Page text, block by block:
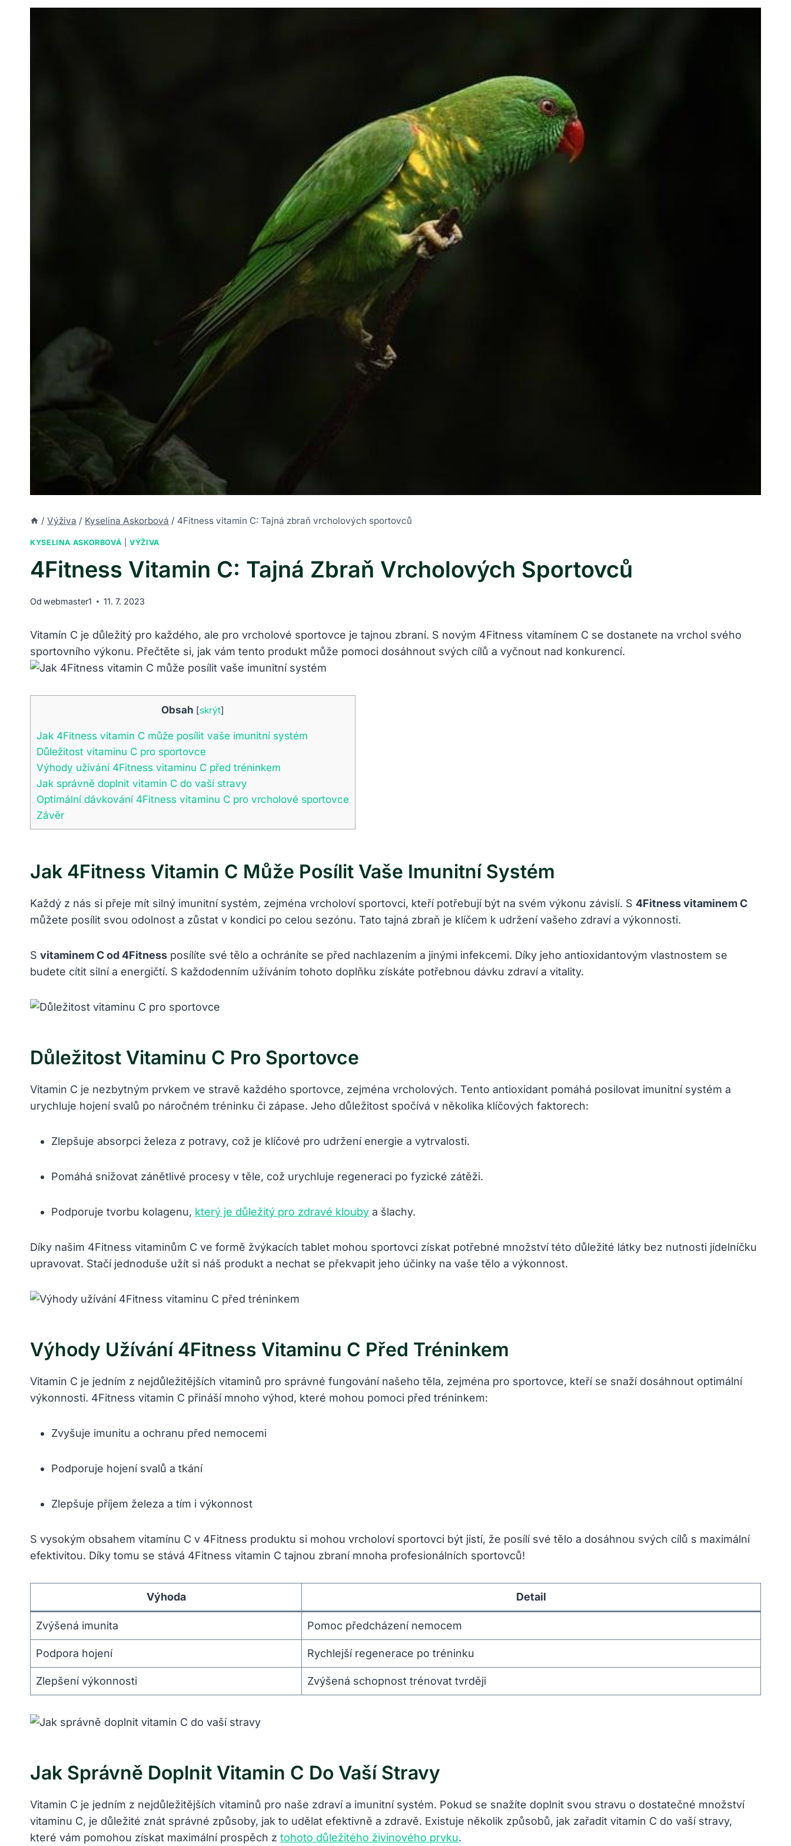
/ Výživa / Kyselina Askorbová / 4Fitness vitamin C: Tajná zbraň vrcholových sportovců
KYSELINA ASKORBOVÁ |VÝŽIVA
4Fitness Vitamin C: Tajná Zbraň Vrcholových Sportovců
Od webmaster1 11. 7. 2023
Vitamín ​C je důležitý pro‌ každého, ale ​pro vrcholové sportovce je tajnou zbraní. S novým 4Fitness vitamínem C ‌se dostanete na vrchol svého
sportovního ‍výkonu. ⁢Přečtěte si, jak vám tento produkt může pomoci ⁤dosáhnout svých cílů a vyčnout nad ⁢konkurencí.
Obsah [skrýt]
Jak 4Fitness vitamin C ​může posílit vaše imunitní systém
Důležitost vitaminu C pro sportovce
Výhody‍ užívání 4Fitness vitaminu C před tréninkem
Jak správně⁢ doplnit vitamin‍ C do vaší stravy
Optimální⁢ dávkování 4Fitness vitaminu C pro vrcholové sportovce
Závěr
Jak 4Fitness Vitamin C ​může Posílit Vaše Imunitní Systém
Každý z nás ​si přeje mít silný imunitní⁣ systém, zejména vrcholoví sportovci, kteří potřebují být na svém‌ výkonu⁣ závislí. S 4Fitness vitaminem‌ C
můžete posílit⁣ svou ⁣odolnost a zůstat ‍v kondici po celou sezónu. Tato tajná zbraň je klíčem k udržení vašeho zdraví a výkonnosti.
S‍ vitaminem C od‍ 4Fitness posílíte své tělo a ochráníte‍ se před nachlazením a jinými infekcemi. Díky jeho antioxidantovým vlastnostem se
budete cítit silní a energičtí. ‍S každodenním užíváním⁣ tohoto doplňku získáte potřebnou dávku zdraví a vitality.
Důležitost Vitaminu C Pro Sportovce
Vitamin ‌C je nezbytným prvkem ve ‍stravě každého sportovce, zejména‍ vrcholových. Tento antioxidant ⁢pomáhá posilovat imunitní systém a
urychluje⁤ hojení svalů po náročném tréninku či zápase. Jeho důležitost spočívá v několika klíčových ⁣faktorech:
Zlepšuje absorpci ​železa z potravy, což je⁢ klíčové pro udržení energie a vytrvalosti.
Pomáhá snižovat zánětlivé procesy v těle, což urychluje regeneraci po fyzické zátěži.
Podporuje tvorbu kolagenu, který je důležitý pro zdravé klouby ⁣ a šlachy.
Díky našim ​4Fitness vitaminům C ve formě žvýkacích tablet​ mohou⁢ sportovci získat potřebné množství této důležité látky bez nutnosti jídelníčku
upravovat.‍ Stačí jednoduše užít si náš ⁣produkt a nechat⁤ se⁣ překvapit jeho účinky na vaše tělo a výkonnost.
Výhody‍ Užívání 4Fitness Vitaminu C Před Tréninkem
Vitamin C je jedním z nejdůležitějších​ vitaminů pro správné fungování našeho těla, zejména pro sportovce, kteří ‍se snaží dosáhnout ‍optimální
výkonnosti.​ 4Fitness vitamin⁤ C‍ přináší mnoho výhod, ⁣které mohou pomoci před tréninkem:
Zvyšuje imunitu a ​ochranu před nemocemi
Podporuje hojení svalů a tkání
Zlepšuje příjem železa a tím ⁢i výkonnost
S ​vysokým obsahem‍ vitamínu C v 4Fitness produktu si ​mohou vrcholoví sportovci být ‍jistí, že posílí své tělo a dosáhnou⁤ svých cílů s maximální
efektivitou.‌ Díky tomu se‌ stává‌ 4Fitness vitamin C tajnou zbraní mnoha ⁢profesionálních sportovců!
Výhoda Detail
Zvýšená imunita Pomoc⁤ předcházení nemocem
Podpora hojení Rychlejší‌ regenerace po tréninku
Zlepšení výkonnosti Zvýšená schopnost trénovat tvrději
Jak Správně⁢ Doplnit Vitamin‍ C Do Vaší Stravy
Vitamin C je jedním z nejdůležitějších vitaminů pro ⁤naše zdraví a imunitní ⁢systém. Pokud se⁢ snažíte doplnit svou stravu o dostatečné ⁢množství
vitaminu ⁤C, je ⁣důležité znát správné způsoby, jak to udělat efektivně a zdravě. Existuje​ několik způsobů, jak zařadit vitamin ⁤C do vaší stravy,
které ⁢vám pomohou získat maximální ⁢prospěch ⁣z tohoto důležitého živinového prvku.